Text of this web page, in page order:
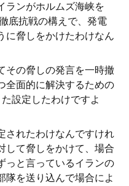
ランがホルムズ海峡を
底抗戦の構えで、発電
に脅しをかけたわけなん
その脅しの発言を一時撤
全面的に解決するための
設定したわけですよ
されたわけなんですけれ
して脅しをかけて、場合
っと言っているイランの
隊を送り込んで場合によ